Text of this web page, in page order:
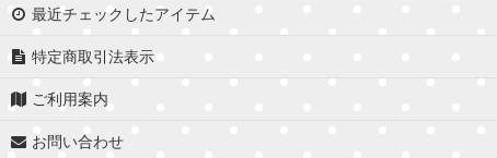
最近チェックしたアイテム
特定商取引法表示
ご利用案内
お問い合わせ